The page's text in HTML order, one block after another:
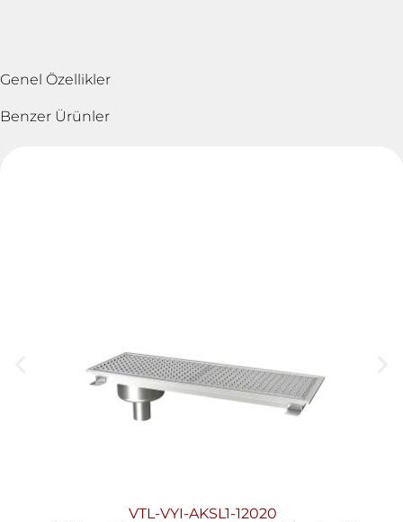
Genel Özellikler
Benzer Ürünler
VTL-VYI-AKSL1-12020